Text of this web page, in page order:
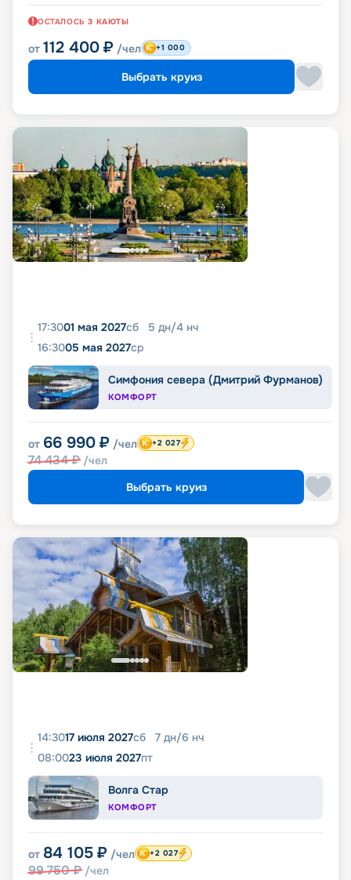
ОСТАЛОСЬ 3 КАЮТЫ
от 112 400 ₽ /чел +1 000
Выбрать круиз
17:3001 мая 2027сб 5 дн/4 нч
16:3005 мая 2027ср
Симфония севера (Дмитрий Фурманов)
КОМФОРТ
от 66 990 ₽ /чел
74 434₽ /чел
+2 027
Выбрать круиз
14:3017 июля 2027сб 7 дн/6 нч
08:0023 июля 2027пт
Волга Стар
КОМФОРТ
от 84 105 ₽ /чел
99 750₽ /чел
+2 027